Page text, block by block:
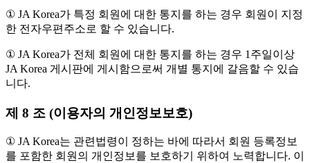
① JA Korea가 특정 회원에 대한 통지를 하는 경우 회원이 지정
한 전자우편주소로 할 수 있습니다.
① JA Korea가 전체 회원에 대한 통지를 하는 경우 1주일이상
JA Korea 게시판에 게시함으로써 개별 통지에 갈음할 수 있습
니다.
제 8 조 (이용자의 개인정보보호)
① JA Korea는 관련법령이 정하는 바에 따라서 회원 등록정보
를 포함한 회원의 개인정보를 보호하기 위하여 노력합니다. 이